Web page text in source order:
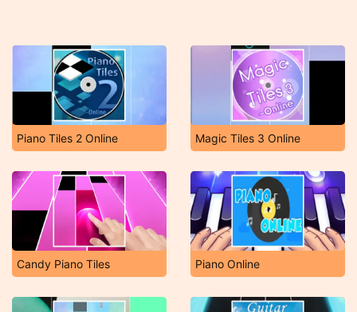
Piano Tiles 2 Online Magic Tiles 3 Online
Candy Piano Tiles Piano Online